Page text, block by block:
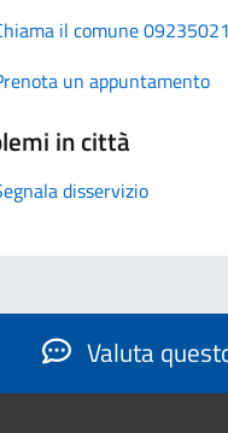
il comune
un appuntamento
in città
disservizio
Valuta